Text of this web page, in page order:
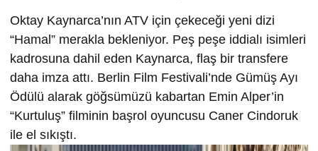
Oktay Kaynarca’nın ATV için çekeceği yeni dizi
“Hamal” merakla bekleniyor. Peş peşe iddialı isimleri
kadrosuna dahil eden Kaynarca, flaş bir transfere
daha imza attı. Berlin Film Festivali’nde Gümüş Ayı
Ödülü alarak göğsümüzü kabartan Emin Alper’in
“Kurtuluş” filminin başrol oyuncusu Caner Cindoruk
ile el sıkıştı.